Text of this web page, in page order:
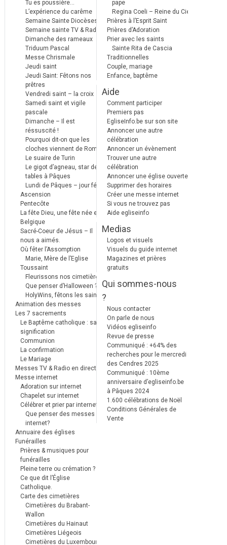
Tu es poussière…
L’expérience du carême
Semaine Sainte Diocèses
Semaine sainte TV & Radio
Dimanche des rameaux
Triduum Pascal
Messe Chrismale
Jeudi saint
Jeudi Saint: Fêtons nos
prêtres
Vendredi saint – la croix
Samedi saint et vigile
pascale
Dimanche – Il est
réssuscité !
Pourquoi dit-on que les
cloches viennent de Rome ?
Le suaire de Turin
Le gigot d’agneau, star des
tables à Pâques
Lundi de Pâques – jour férié
Ascension
Pentecôte
La fête Dieu, une fête née en
Belgique
Sacré-Coeur de Jésus – Il
nous a aimés.
Où fêter l’Assomption
Marie, Mère de l’Eglise
Toussaint
Fleurissons nos cimetières
Que penser d’Halloween ?
HolyWins, fêtons les saints !
Animation des messes
Les 7 sacrements
Le Baptême catholique : sa
signification
Communion
La confirmation
Le Mariage
Messes TV & Radio en direct
Messe internet
Adoration sur internet
Chapelet sur internet
Célébrer et prier par internet
Que penser des messes
internet?
Annuaire des églises
Funérailles
Prières & musiques pour
funérailles
Pleine terre ou crémation ?
Ce que dit l’Église
Catholique.
Carte des cimetières
Cimetières du Brabant-
Wallon
Cimetières du Hainaut
Cimetières Liégeois
Cimetières du Luxembourg
pape
Regina Coeli – Reine du Ciel
Prières à l’Esprit Saint
Prières d’Adoration
Prier avec les saints
Sainte Rita de Cascia
Traditionnelles
Couple, mariage
Enfance, baptême
Aide
Comment participer
Premiers pas
EgliseInfo.be sur son site
Annoncer une autre
célébration
Annoncer un évènement
Trouver une autre
célébration
Annoncer une église ouverte
Supprimer des horaires
Créer une messe internet
Si vous ne trouvez pas
Aide egliseinfo
Medias
Logos et visuels
Visuels du guide internet
Magazines et prières
gratuits
Qui sommes-nous
?
Nous contacter
On parle de nous
Vidéos egliseinfo
Revue de presse
Communiqué : +64% des
recherches pour le mercredi
des Cendres 2025
Communiqué : 10ème
anniversaire d’egliseinfo.be
à Pâques 2024
1.600 célébrations de Noël
Conditions Générales de
Vente